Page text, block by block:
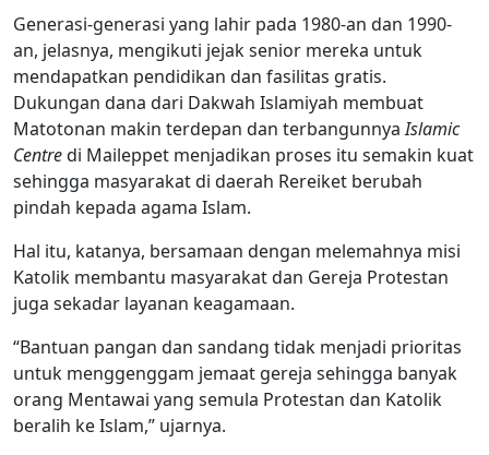
Generasi-generasi yang lahir pada 1980-an dan 1990-
an, jelasnya, mengikuti jejak senior mereka untuk
mendapatkan pendidikan dan fasilitas gratis.
Dukungan dana dari Dakwah Islamiyah membuat
Matotonan makin terdepan dan terbangunnyaIslamic
Centredi Maileppet menjadikan proses itu semakin kuat
sehingga masyarakat di daerah Rereiket berubah
pindah kepada agama Islam.
Hal itu, katanya, bersamaan dengan melemahnya misi
Katolik membantu masyarakat dan Gereja Protestan
juga sekadar layanan keagamaan.
“Bantuan pangan dan sandang tidak menjadi prioritas
untuk menggenggam jemaat gereja sehingga banyak
orang Mentawai yang semula Protestan dan Katolik
beralih ke Islam,” ujarnya.